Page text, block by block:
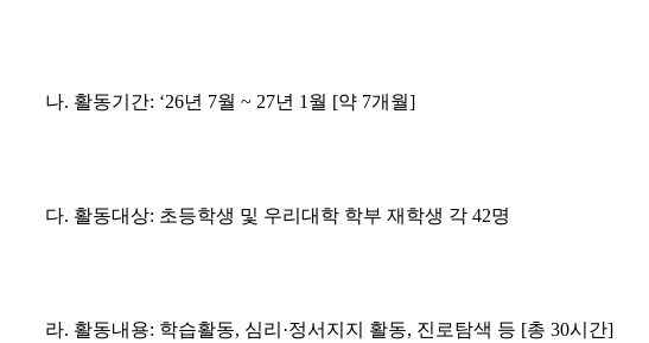
나. 활동기간: ‘26년 7월 ~ 27년 1 월 [약 7개월]
다. 활동대상: 초등학생 및 우리대학 학부 재학생 각 42명
라. 활동내용: 학습활동, 심리 ·정서지지 활동, 진로탐색 등 [총 30시간]